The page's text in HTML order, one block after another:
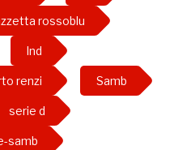
rossoblu
lnd
renzi Samb
serie d
samb